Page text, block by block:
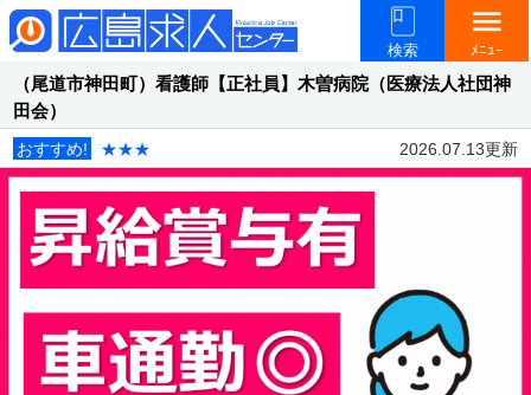
検索
menu
ﾒﾆｭｰ
（尾道市神田町）看護師【正社員】木曽病院（医療法人社団神
田会）
おすすめ! ★★★ 2026.07.13更新